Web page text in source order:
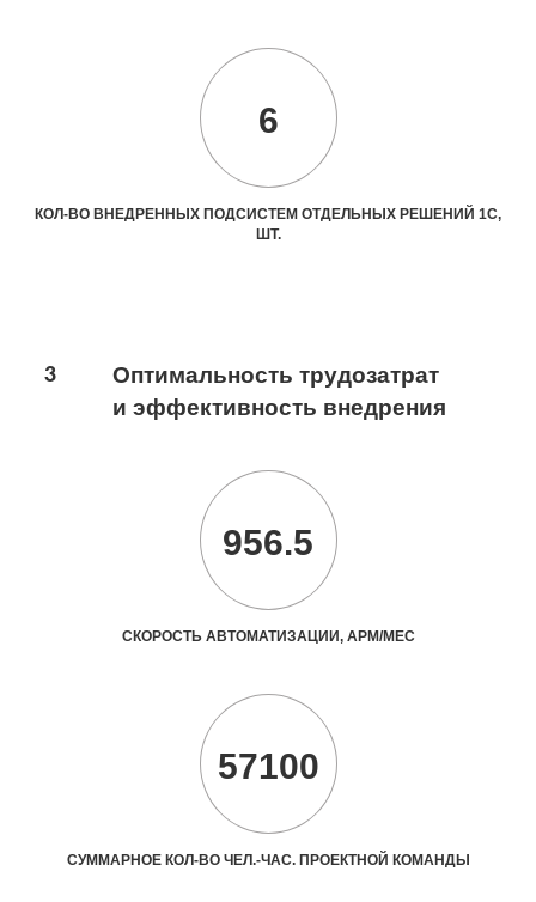
6
КОЛ-ВО ВНЕДРЕННЫХ ПОДСИСТЕМ ОТДЕЛЬНЫХ РЕШЕНИЙ 1С,
ШТ.
3
Оптимальность трудозатрат
и эффективность внедрения
956.5
СКОРОСТЬ АВТОМАТИЗАЦИИ, АРМ/МЕС
57100
СУММАРНОЕ КОЛ-ВО ЧЕЛ.-ЧАС. ПРОЕКТНОЙ КОМАНДЫ